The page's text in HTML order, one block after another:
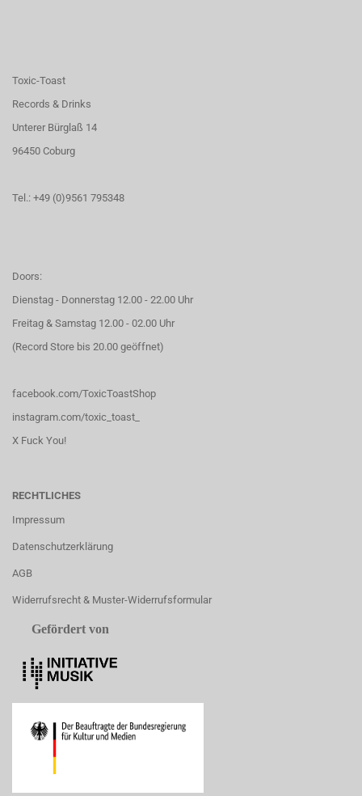
Toxic-Toast
Records & Drinks
Unterer Bürglaß 14
96450 Coburg
Tel.: +49 (0)9561 795348
Doors:
Dienstag - Donnerstag 12.00 - 22.00 Uhr
Freitag & Samstag 12.00 - 02.00 Uhr
(Record Store bis 20.00 geöffnet)
facebook.com/ToxicToastShop
instagram.com/toxic_toast_
X Fuck You!
RECHTLICHES
Impressum
Datenschutzerklärung
AGB
Widerrufsrecht & Muster-Widerrufsformular
Gefördert von